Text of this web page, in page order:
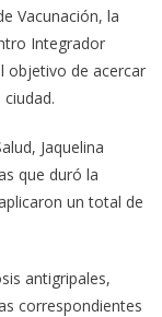
Vacunación, la
Integrador
objetivo de acercar
Jaquelina
que duró la
un total de
antigripales,
correspondientes